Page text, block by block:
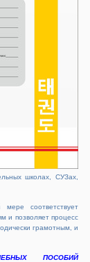
школах, СУЗах,
соответствует
и позволяет процесс
грамотным, и
ПОСОБИЙ